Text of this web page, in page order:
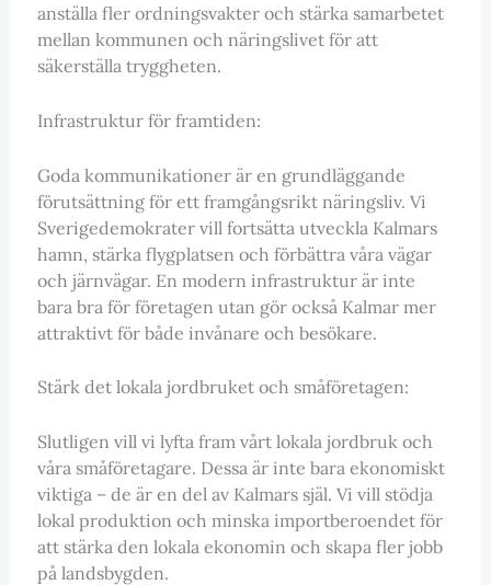
anställa fler ordningsvakter och stärka samarbetet
mellan kommunen och näringslivet för att
säkerställa tryggheten.
Infrastruktur för framtiden:
Goda kommunikationer är en grundläggande
förutsättning för ett framgångsrikt näringsliv. Vi
Sverigedemokrater vill fortsätta utveckla Kalmars
hamn, stärka flygplatsen och förbättra våra vägar
och järnvägar. En modern infrastruktur är inte
bara bra för företagen utan gör också Kalmar mer
attraktivt för både invånare och besökare.
Stärk det lokala jordbruket och småföretagen:
Slutligen vill vi lyfta fram vårt lokala jordbruk och
våra småföretagare. Dessa är inte bara ekonomiskt
viktiga – de är en del av Kalmars själ. Vi vill stödja
lokal produktion och minska importberoendet för
att stärka den lokala ekonomin och skapa fler jobb
på landsbygden.